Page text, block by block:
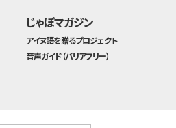
じゃぽマガジン
アイヌ語を贈るプロジェクト
音声ガイド（バリアフリー）